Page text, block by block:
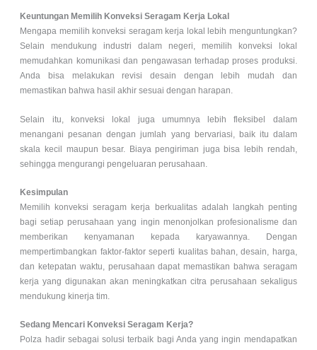
Keuntungan Memilih Konveksi Seragam Kerja Lokal
Mengapa memilih konveksi seragam kerja lokal lebih menguntungkan?
Selain mendukung industri dalam negeri, memilih konveksi lokal
memudahkan komunikasi dan pengawasan terhadap proses produksi.
Anda bisa melakukan revisi desain dengan lebih mudah dan
memastikan bahwa hasil akhir sesuai dengan harapan.
Selain itu, konveksi lokal juga umumnya lebih fleksibel dalam
menangani pesanan dengan jumlah yang bervariasi, baik itu dalam
skala kecil maupun besar. Biaya pengiriman juga bisa lebih rendah,
sehingga mengurangi pengeluaran perusahaan.
Kesimpulan
Memilih konveksi seragam kerja berkualitas adalah langkah penting
bagi setiap perusahaan yang ingin menonjolkan profesionalisme dan
memberikan kenyamanan kepada karyawannya. Dengan
mempertimbangkan faktor-faktor seperti kualitas bahan, desain, harga,
dan ketepatan waktu, perusahaan dapat memastikan bahwa seragam
kerja yang digunakan akan meningkatkan citra perusahaan sekaligus
mendukung kinerja tim.
Sedang Mencari Konveksi Seragam Kerja?
Polza hadir sebagai solusi terbaik bagi Anda yang ingin mendapatkan